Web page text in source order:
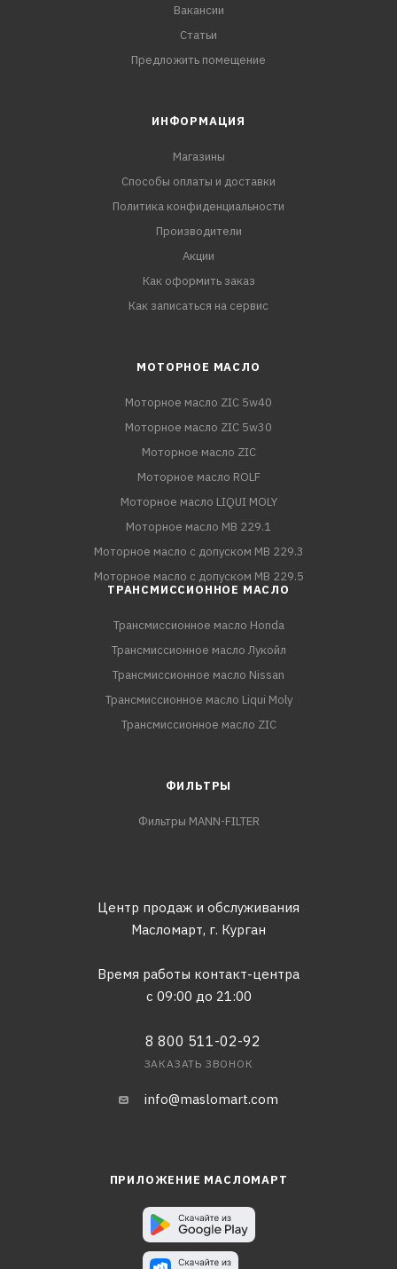
Вакансии
Статьи
Предложить помещение
ИНФОРМАЦИЯ
Магазины
Способы оплаты и доставки
Политика конфиденциальности
Производители
Акции
Как оформить заказ
Как записаться на сервис
МОТОРНОЕ МАСЛО
Моторное масло ZIC 5w40
Моторное масло ZIC 5w30
Моторное масло ZIC
Моторное масло ROLF
Моторное масло LIQUI MOLY
Моторное масло MB 229.1
Моторное масло с допуском MB 229.3
Моторное масло с допуском MB 229.5
ТРАНСМИССИОННОЕ МАСЛО
Трансмиссионное масло Honda
Трансмиссионное масло Лукойл
Трансмиссионное масло Nissan
Трансмиссионное масло Liqui Moly
Трансмиссионное масло ZIC
ФИЛЬТРЫ
Фильтры MANN-FILTER
Центр продаж и обслуживания
Масломарт, г. Курган
Время работы контакт-центра
с 09:00 до 21:00
8 800 511-02-92
ЗАКАЗАТЬ ЗВОНОК
info@maslomart.com
ПРИЛОЖЕНИЕ МАСЛОМАРТ